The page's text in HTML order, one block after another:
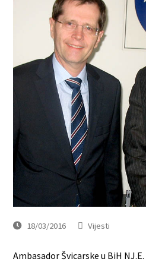
18/03/2016 Vijesti
Ambasador Švicarske u BiH NJ.E.